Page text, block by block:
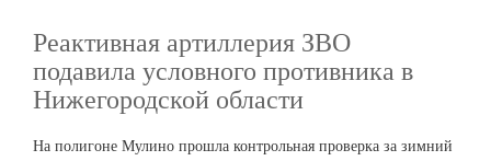
Реактивная артиллерия ЗВО
подавила условного противника в
Нижегородской области
На полигоне Мулино прошла контрольная проверка за зимний